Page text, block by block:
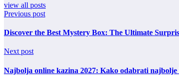
view all posts
Previous post
Discover the Best Mystery Box: The Ultimate
Next post
Najbolja online kazina 2027: Kako odabrati